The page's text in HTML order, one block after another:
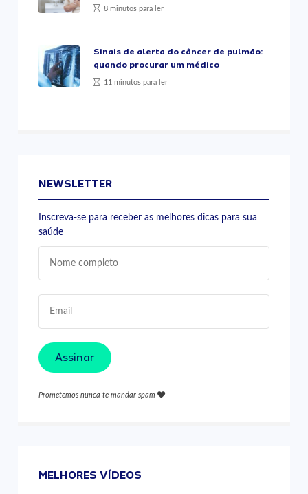
8 minutos para ler
Sinais de alerta do câncer de pulmão:
quando procurar um médico
11 minutos para ler
NEWSLETTER
Inscreva-se para receber as melhores dicas para sua
saúde
Assinar
Prometemos nunca te mandar spam
MELHORES VÍDEOS